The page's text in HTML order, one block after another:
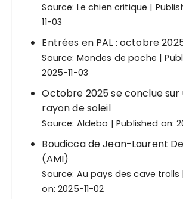
Source: Le chien critique
11-03
Entrées en PAL : octobre
Source: Mondes de poche
2025-11-03
Octobre 2025 se conclue sur
rayon de soleil
Source: Aldebo Published on:
Boudicca de Jean-Laurent
(AMI)
Source: Au pays des cave trolls
on: 2025-11-02